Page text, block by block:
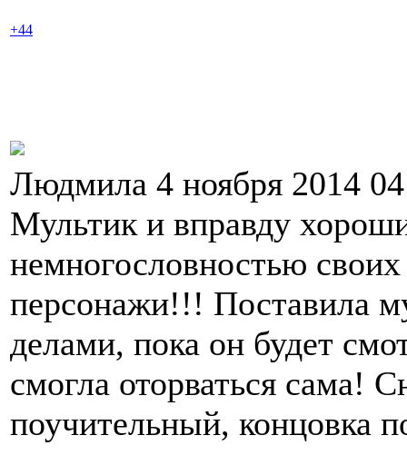
+44
Людмила 4 ноября 2014
Мультик и вправду
немногословностью
персонажи!!! Поставила
делами, пока он будет
смогла оторваться сама!
поучительный, концовка